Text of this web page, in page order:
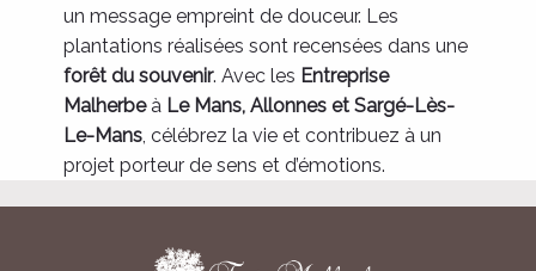
un message empreint de douceur. Les
plantations réalisées sont recensées dans une
forêt du souvenir. Avec les Entreprise
Malherbeà Le Mans, Allonnes et Sargé-Lès-
Le-Mans, célébrez la vie et contribuez à un
projet porteur de sens et d’émotions.